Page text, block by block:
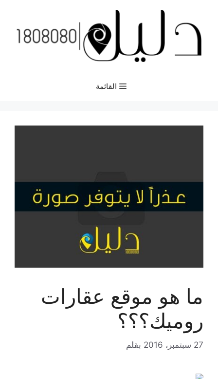
المحتوى
القائمة
ما هو موقع عقارات
روميك؟؟؟
27 سبتمبر، 2016 بقلم